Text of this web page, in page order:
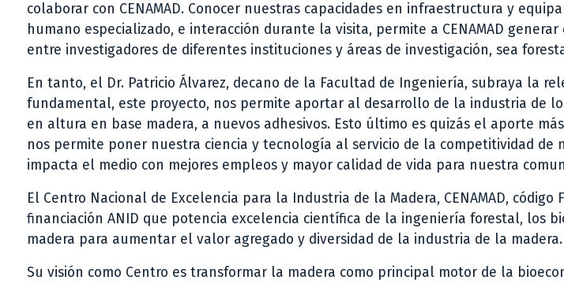
colaborar con CENAMAD. Conocer nuestras capacidades en infraestructura y
humano especializado, e interacción durante la visita, permite a CENAMAD
entre investigadores de diferentes instituciones y áreas de investigación, sea
En tanto, el Dr. Patricio Álvarez, decano de la Facultad de Ingeniería, subraya la
fundamental, este proyecto, nos permite aportar al desarrollo de la industria de
en altura en base madera, a nuevos adhesivos. Esto último es quizás el aporte
nos permite poner nuestra ciencia y tecnología al servicio de la competitividad de
impacta el medio con mejores empleos y mayor calidad de vida para nuestra
El Centro Nacional de Excelencia para la Industria de la Madera, CENAMAD, código
financiación ANID que potencia excelencia científica de la ingeniería forestal, los
madera para aumentar el valor agregado y diversidad de la industria de la madera.
Su visión como Centro es transformar la madera como principal motor de la